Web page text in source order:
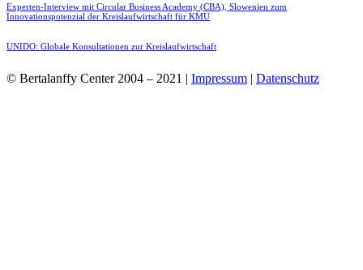
Experten-Interview mit Circular Business Academy (CBA), Slowenien zum
Innovationspotenzial der Kreislaufwirtschaft für KMU
UNIDO: Globale Konsultationen zur Kreislaufwirtschaft
© Bertalanffy Center 2004 – 2021 | Impressum | Datenschutz